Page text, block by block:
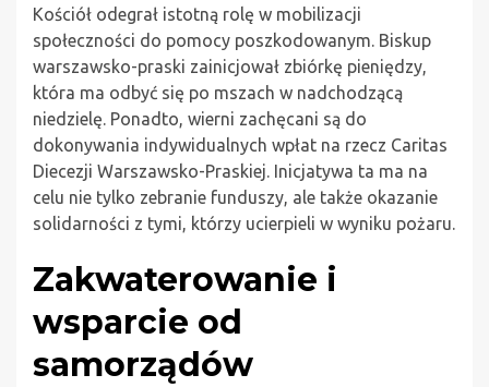
Kościół odegrał istotną rolę w mobilizacji
społeczności do pomocy poszkodowanym. Biskup
warszawsko-praski zainicjował zbiórkę pieniędzy,
która ma odbyć się po mszach w nadchodzącą
niedzielę. Ponadto, wierni zachęcani są do
dokonywania indywidualnych wpłat na rzecz Caritas
Diecezji Warszawsko-Praskiej. Inicjatywa ta ma na
celu nie tylko zebranie funduszy, ale także okazanie
solidarności z tymi, którzy ucierpieli w wyniku pożaru.
Zakwaterowanie i
wsparcie od
samorządów